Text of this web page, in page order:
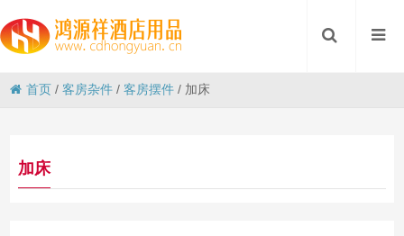
首页 /客房杂件 /客房摆件 / 加床
加床